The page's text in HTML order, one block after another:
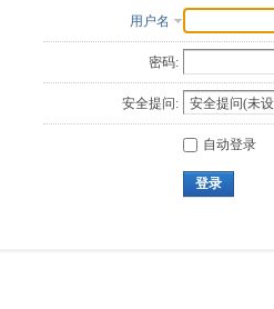
用户名
密码:
安全提问:
自动登录
登录